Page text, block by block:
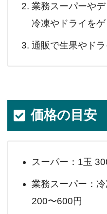
業務スーパーや
冷凍やドライをゲ
通販で生果やド
価格の目安
スーパー：1玉
業務スーパー：
200〜600円